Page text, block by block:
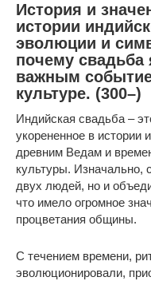
История и
истории
эволюции и
почему свадьба
важным
культуре. (300–)
Индийская свадьба –
укорененное в истории
древним Ведам и
культуры. Изначально,
двух людей, но и
что имело огромное
процветания общины.
С течением времени,
эволюционировали,